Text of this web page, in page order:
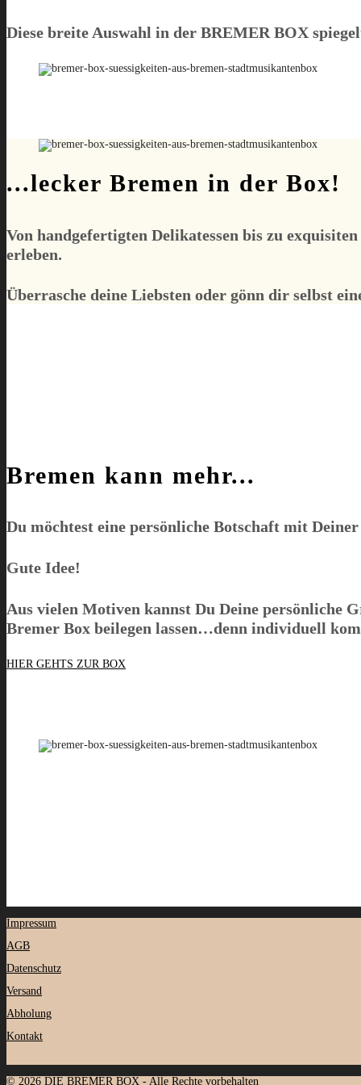
Diese breite Auswahl in der BREMER BOX
...lecker Bremen in der Box!
Von handgefertigten Delikatessen bis zu
erleben.
Überrasche deine Liebsten oder gönn dir selbst
Bremen kann mehr...
Du möchtest eine persönliche Botschaft mit
Gute Idee!
Aus vielen Motiven kannst Du Deine persönliche
Bremer Box beilegen lassen…denn individuell
HIER GEHTS ZUR BOX
Impressum
AGB
Datenschutz
Versand
Abholung
Kontakt
© 2026 DIE BREMER BOX - Alle Rechte vorbehalten